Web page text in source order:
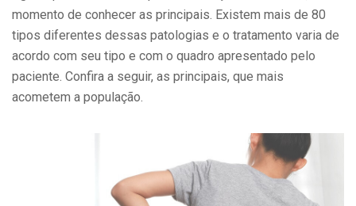
momento de conhecer as principais. Existem mais de 80
tipos diferentes dessas patologias e o tratamento varia de
acordo com seu tipo e com o quadro apresentado pelo
paciente. Confira a seguir, as principais, que mais
acometem a população.